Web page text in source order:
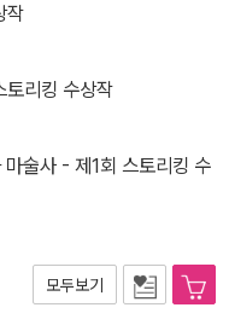
작
리킹 수상작
술사 - 제1회 스토리킹 수
모두보기